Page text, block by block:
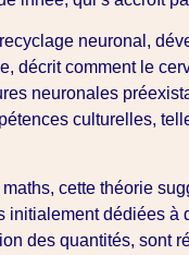
neuronal,
décrit comment le
neuronales
culturelles,
cette théorie
initialement dédiées à
des quantités, sont